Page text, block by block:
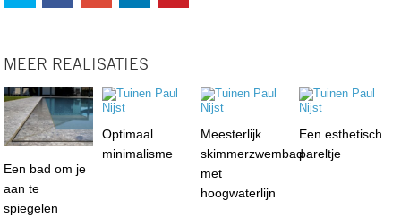
MEER REALISATIES
Een bad om je
aan te
spiegelen
Optimaal
minimalisme
Meesterlijk
skimmerzwembad
met
hoogwaterlijn
Een esthetisch
pareltje